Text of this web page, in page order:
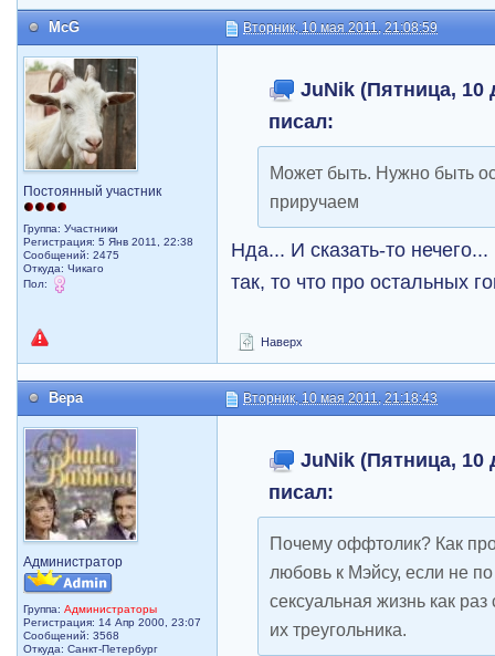
McG Вторник, 10 мая 2011, 21:08:59
Постоянный участник
Группа: Участники
Регистрация: 5 Янв 2011, 22:38
Сообщений: 2475
Откуда: Чикаго
Пол:
JuNik (Пятница, 10
писал:
Может быть. Нужно быть
приручаем
Нда... И сказать-то
так, то что про остальных
Наверх
Вера Вторник, 10 мая 2011, 21:18:43
Администратор
Группа:Администраторы
Регистрация: 14 Апр 2000, 23:07
Сообщений: 3568
Откуда: Санкт-Петербург
JuNik (Пятница, 10
писал:
Почему оффтолик? Как
любовь к Мэйсу, если не
сексуальная жизнь как
их треугольника.